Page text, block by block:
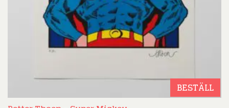
BESTÄLL